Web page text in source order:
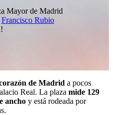
Mayor de Madrid
Francisco Rubio
de Madrid a pocos
Real. La plaza mide 129
ancho y está rodeada por